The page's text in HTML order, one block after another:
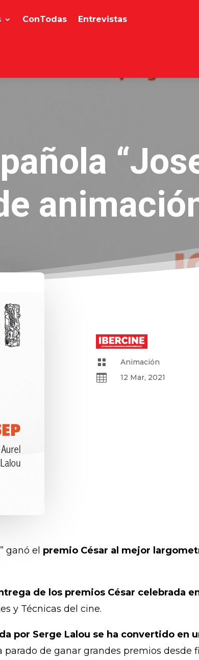
ConTodas Entrevistas
 Animación
 12 Mar, 2021
ganó el premio César al mejor
de los premios César celebrada
y Técnicas del cine.
por Serge Lalou se ha convertido en
parado de ganar grandes premios desde